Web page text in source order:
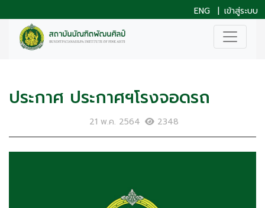
ENG | เข้าสู่ระบบ
ประกาศ ประกาศฯโรงจอดรถ
21 พ.ค. 2564 2348